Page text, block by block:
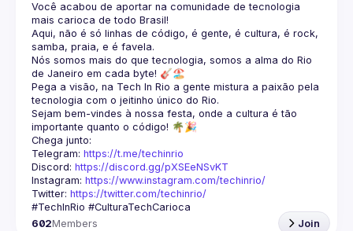
Você acabou de aportar na comunidade de tecnologia
Aqui, não é só linhas de código, é gente, é cultura, é rock,
Nós somos mais do que tecnologia, somos a alma do Rio
Pega a visão, na Tech In Rio a gente mistura a paixão pela
Sejam bem-vindes à nossa festa, onde a cultura é tão
Telegram: https://t.me/techinrio
Discord: https://discord.gg/pXSEeNSvKT
Instagram: https://www.instagram.com/techinrio/
Twitter: https://twitter.com/techinrio/
602Members Join